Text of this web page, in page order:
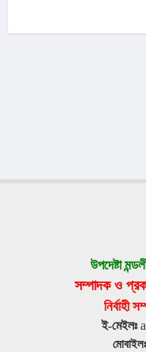
উপদেষ্টা
সম্পাদক ও
নির্বাহী
ই-মেইলঃ
মোবাইলঃ